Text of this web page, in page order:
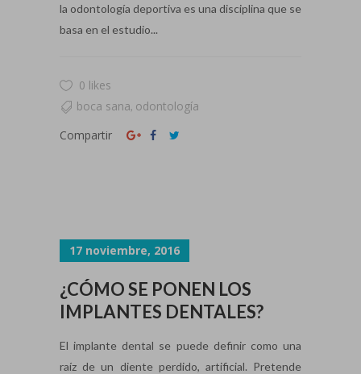
la odontología deportiva es una disciplina que se
basa en el estudio...
0 likes
boca sana, odontología
Compartir
17 noviembre, 2016
¿CÓMO SE PONEN LOS
IMPLANTES DENTALES?
El implante dental se puede definir como una
raíz de un diente perdido, artificial. Pretende